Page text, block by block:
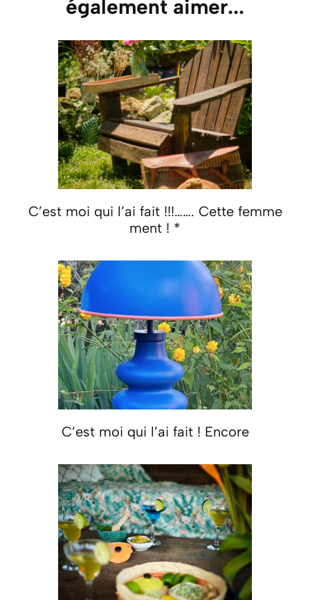
également aimer...
C’est moi qui l’ai fait !!!……. Cette femme
ment ! *
C’est moi qui l’ai fait ! Encore